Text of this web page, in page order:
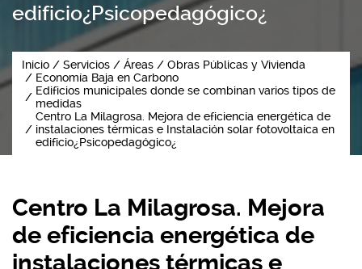
edificio¿Psicopedagógico¿
Inicio Servicios Áreas
Obras Públicas y Vivienda
Economía Baja en Carbono
Edificios municipales donde se combinan varios tipos de
medidas
Centro La Milagrosa. Mejora de eficiencia energética de
instalaciones térmicas e Instalación solar fotovoltaica en
edificio¿Psicopedagógico¿
Centro La Milagrosa. Mejora
de eficiencia energética de
instalaciones térmicas e